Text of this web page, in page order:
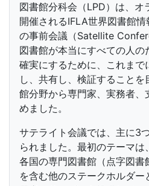
図書館分科会（LPD）は、オ
開催されるIFLA世界図書館
の事前会議（Satellite
図書館が本当にすべての人
確実にするために、これま
し、共有し、検証すること
館分野から専門家、実務者
めました。
サテライト会議では、主に3
られました。最初のテーマは
各国の専門図書館（点字図
を含む他のステークホルダ